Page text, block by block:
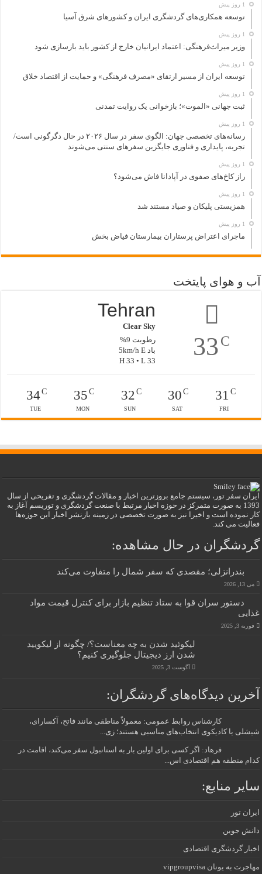
1 روز پیش
توسعه همکاری‌های گردشگری ایران و کشورهای شرق آسیا
1 روز پیش
وزیر میراث‌فرهنگی: اعتماد ایرانیان خارج از کشور باید بازسازی شود
1 روز پیش
توسعه ایران از مسیر ارتقای «مصرف فرهنگی» و حمایت از اقتصاد خلاق
1 روز پیش
ثبت جهانی «الموت»؛ بازخوانی یک روایت تمدنی
1 روز پیش
رسانه‌های تخصصی جهان: الگوی سفر در سال ۲۰۲۶ در حال دگرگونی است/
تجربه، پایداری و فناوری جایگزین سفرهای سنتی می‌شوند
1 روز پیش
راز کاخ‌های صفوی در آپادانا فاش می‌شود؟
1 روز پیش
همزیستی پلیکان و صیاد مستند شد
1 روز پیش
ماجرای اعتراض پرستاران بیمارستان فیاض بخش
آب و هوای پایتخت
33C
Tehran
Clear Sky
رطوبت 9%
باد 5km/h E
H 33 • L 33
31 C
FRI
30 C
SAT
32C
SUN
35C
MON
34C
TUE
ایران سفر تور، سیستم جامع بروزترین اخبار و مقالات گردشگری و تفریحی از سال
1393 به صورت متمرکز در حوزه اخبار مرتبط با صنعت گردشگری و توریسم آغاز به
کار نموده است و اخیرا نیز به صورت تخصصی در زمینه بازنشر اخبار این حوزه‌ها
فعالیت می کند.
گردشگران در حال مشاهده:
بندرانزلی؛ مقصدی که سفر شمال را متفاوت می‌کند
می 13, 2026
دستور سران قوا به ستاد تنظیم بازار برای کنترل قیمت مواد
غذایی
فوریه 3, 2025
لیکوئید شدن به چه معناست؟/ چگونه از لیکویید
شدن ارز دیجیتال جلوگیری کنیم؟
آگوست 3, 2025
آخرین دیدگاه‌های گردشگران:
کارشناس روابط عمومی: معمولاً مناطقی مانند فاتح، آکسارای،
شیشلی یا کادیکوی انتخاب‌های مناسبی هستند؛ زی...
فرهاد: اگر کسی برای اولین بار به استانبول سفر می‌کند، اقامت در
کدام منطقه هم اقتصادی اس...
سایر منابع:
ایران تور
دانش جوین
اخبار گردشگری اقتصادی
مهاجرت به یونان vipgroupvisa